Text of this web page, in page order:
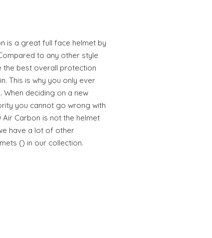
is a great full face helmet by
to any other style
the best overall protection
This is why you only ever
deciding on a new
you cannot go wrong with
Air Carbon is not the helmet
have a lot of other
() in our collection.